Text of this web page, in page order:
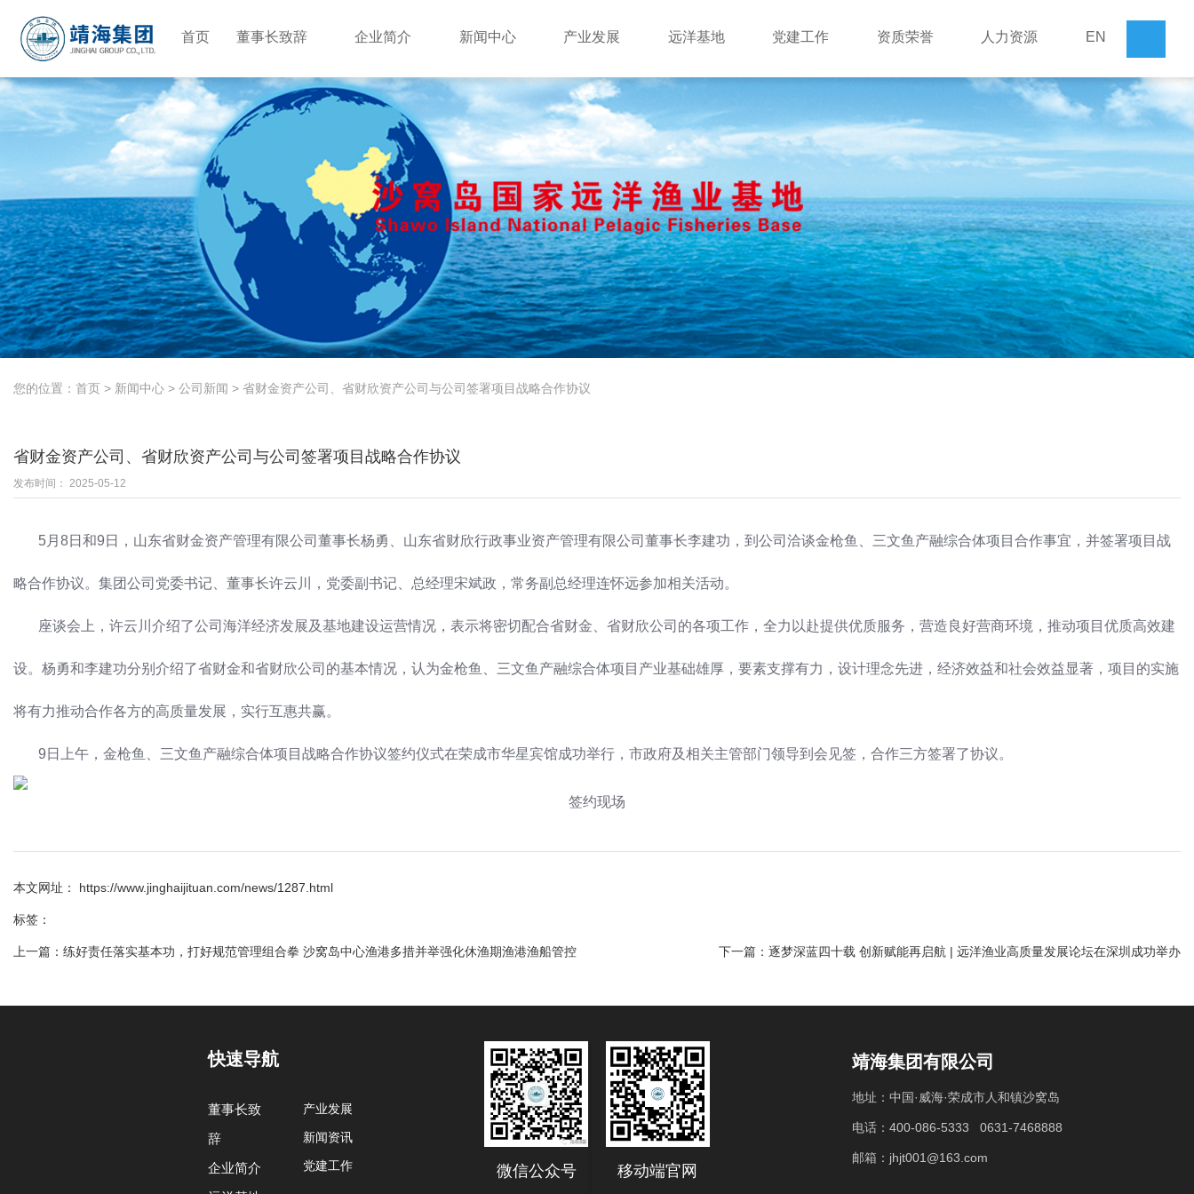
首页 董事长致辞 企业简介 新闻中心 产业发展 远洋基地 党建工作 资质荣誉 人力资源 EN
您的位置：首页 > 新闻中心 > 公司新闻 > 省财金资产公司、省财欣资产公司与公司签署项目战略合作协议
省财金资产公司、省财欣资产公司与公司签署项目战略合作协议
发布时间： 2025-05-12
5月8日和9日，山东省财金资产管理有限公司董事长杨勇、山东省财欣行政事业资产管理有限公司董事长李建功，到公司洽谈金枪鱼、三文鱼产融综合体项目合作事宜，并签署项目战
略合作协议。集团公司党委书记、董事长许云川，党委副书记、总经理宋斌政，常务副总经理连怀远参加相关活动。
座谈会上，许云川介绍了公司海洋经济发展及基地建设运营情况，表示将密切配合省财金、省财欣公司的各项工作，全力以赴提供优质服务，营造良好营商环境，推动项目优质高效建
设。杨勇和李建功分别介绍了省财金和省财欣公司的基本情况，认为金枪鱼、三文鱼产融综合体项目产业基础雄厚，要素支撑有力，设计理念先进，经济效益和社会效益显著，项目的实施
将有力推动合作各方的高质量发展，实行互惠共赢。
9日上午，金枪鱼、三文鱼产融综合体项目战略合作协议签约仪式在荣成市华星宾馆成功举行，市政府及相关主管部门领导到会见签，合作三方签署了协议。
签约现场
本文网址： https://www.jinghaijituan.com/news/1287.html
标签：
上一篇： 练好责任落实基本功，打好规范管理组合拳 沙窝岛中心渔港多措并举强化休渔期渔港渔船管控 下一篇： 逐梦深蓝四十载 创新赋能再启航 | 远洋渔业高质量发展论坛在深圳成功举办
快速导航
董事长致
辞
企业简介
产业发展
新闻资讯
党建工作
微信公众号 移动端官网
靖海集团有限公司
地址：中国·威海·荣成市人和镇沙窝岛
电话：400-086-5333 0631-7468888
邮箱：jhjt001@163.com